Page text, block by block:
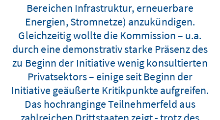
Bereichen Infrastruktur, erneuerbare
Energien, Stromnetze) anzukündigen.
Gleichzeitig wollte die Kommission – u.a.
durch eine demonstrativ starke Präsenz des
zu Beginn der Initiative wenig konsultierten
Privatsektors – einige seit Beginn der
Initiative geäußerte Kritikpunkte aufgreifen.
Das hochranginge Teilnehmerfeld aus